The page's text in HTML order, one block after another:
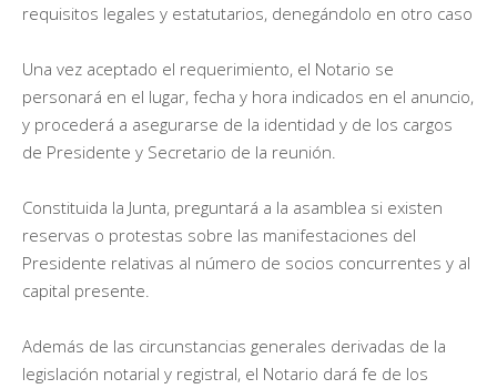
requisitos legales y estatutarios, denegándolo en otro caso
Una vez aceptado el requerimiento, el Notario se
personará en el lugar, fecha y hora indicados en el anuncio,
y procederá a asegurarse de la identidad y de los cargos
de Presidente y Secretario de la reunión.
Constituida la Junta, preguntará a la asamblea si existen
reservas o protestas sobre las manifestaciones del
Presidente relativas al número de socios concurrentes y al
capital presente.
Además de las circunstancias generales derivadas de la
legislación notarial y registral, el Notario dará fe de los